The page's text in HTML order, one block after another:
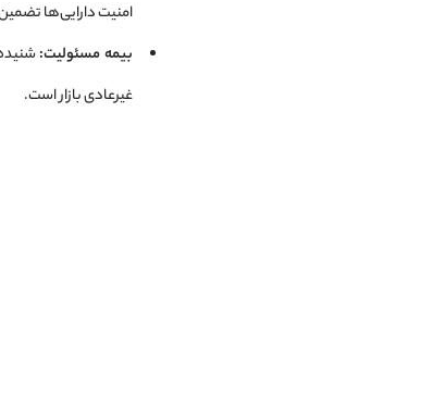
امنیت دارایی‌ها
بیمه مسئولیت:
غیرعادی بازار است.